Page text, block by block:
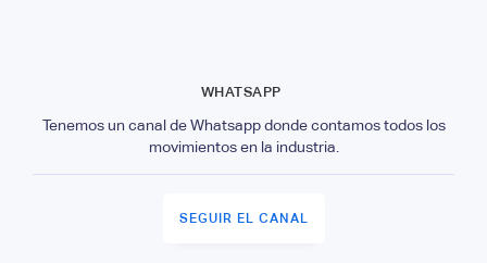
WHATSAPP
Tenemos un canal de Whatsapp donde contamos todos los
movimientos en la industria.
SEGUIR EL CANAL